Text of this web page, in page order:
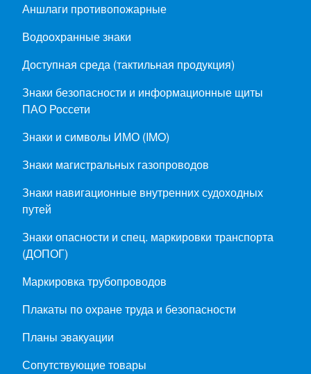
Аншлаги противопожарные
Водоохранные знаки
Доступная среда (тактильная продукция)
Знаки безопасности и информационные щиты
ПАО Россети
Знаки и символы ИМО (IMO)
Знаки магистральных газопроводов
Знаки навигационные внутренних судоходных
путей
Знаки опасности и спец. маркировки транспорта
(ДОПОГ)
Маркировка трубопроводов
Плакаты по охране труда и безопасности
Планы эвакуации
Сопутствующие товары